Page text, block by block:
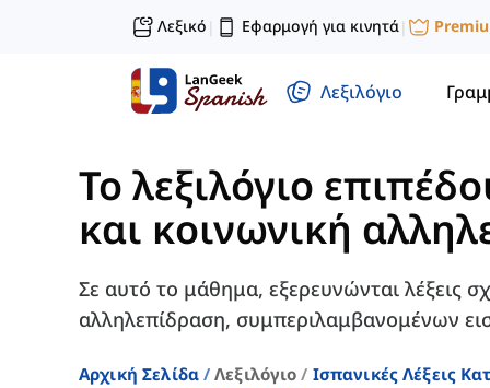
Λεξικό | Εφαρμογή για κινητά|
Λεξιλόγιο
Το λεξιλόγιο
και κοινωνική
Σε αυτό το μάθημα, εξερευνώνται λέξεις
αλληλεπίδραση, συμπεριλαμβανομένων
Αρχική Σελίδα Λεξιλόγιο
Ισπανικές Λέξεις